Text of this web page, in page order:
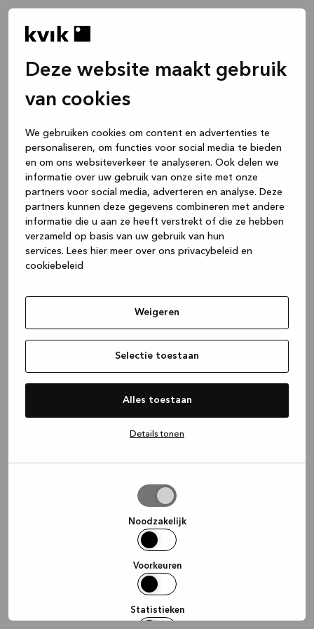
Deze website maakt gebruik
van cookies
We gebruiken cookies om content en advertenties te
personaliseren, om functies voor social media te bieden
en om ons websiteverkeer te analyseren. Ook delen we
informatie over uw gebruik van onze site met onze
partners voor social media, adverteren en analyse. Deze
partners kunnen deze gegevens combineren met andere
informatie die u aan ze heeft verstrekt of die ze hebben
verzameld op basis van uw gebruik van hun
services. Lees hier meer over ons privacybeleid en
cookiebeleid
Weigeren
Selectie toestaan
Alles toestaan
Details tonen
Noodzakelijk
Voorkeuren
Statistieken
(see the browser console for more
information).